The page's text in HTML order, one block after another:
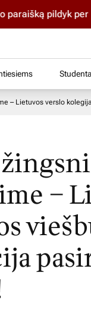
pildyk per
– Lietuvos verslo
–